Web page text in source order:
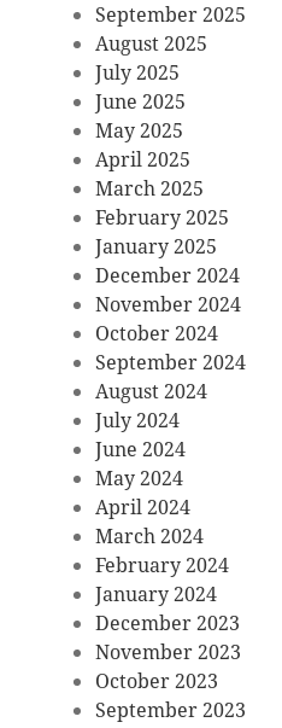
September 2025
August 2025
July 2025
June 2025
May 2025
April 2025
March 2025
February 2025
January 2025
December 2024
November 2024
October 2024
September 2024
August 2024
July 2024
June 2024
May 2024
April 2024
March 2024
February 2024
January 2024
December 2023
November 2023
October 2023
September 2023